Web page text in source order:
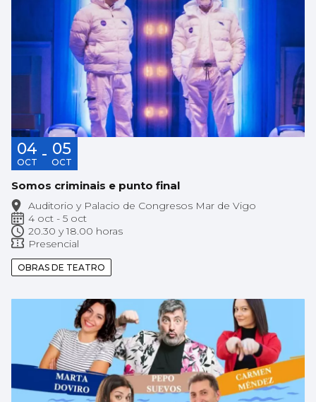
04
OCT - 05
OCT
Somos criminais e punto final
Auditorio y Palacio de Congresos Mar de Vigo
4 oct - 5 oct
20.30 y 18.00 horas
Presencial
OBRAS DE TEATRO